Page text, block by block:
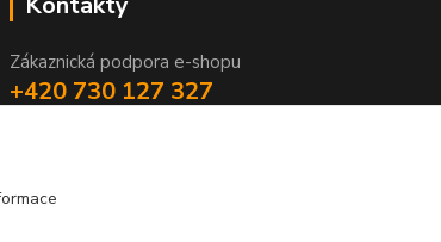
Zákaznická podpora e-shopu
+420 730 127 327